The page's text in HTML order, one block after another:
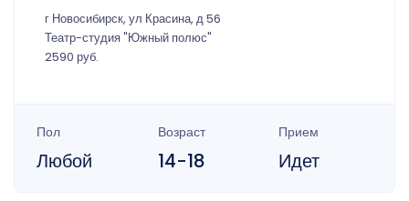
г Новосибирск, ул Красина, д 56
Театр-студия "Южный полюс"
2590 руб.
Пол
Любой
Возраст
14-18
Прием
Идет